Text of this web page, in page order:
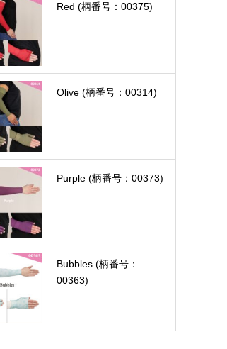
Red (柄番号：00375)
Olive (柄番号：00314)
Purple (柄番号：00373)
Bubbles (柄番号：
00363)